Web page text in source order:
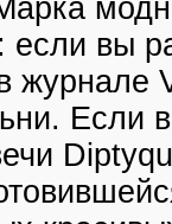
если вы
Если